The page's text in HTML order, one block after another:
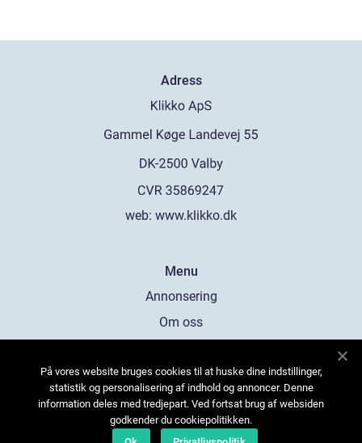
Adress
web: www.klikko.dk
Menu
Annonsering
Om oss
Kontakta oss
Sitemap
På vores website bruges cookies til at huske dine indstillinger,
statistik og personalisering af indhold og annoncer. Denne
information deles med tredjepart. Ved fortsat brug af websiden
godkender du cookiepolitikken.